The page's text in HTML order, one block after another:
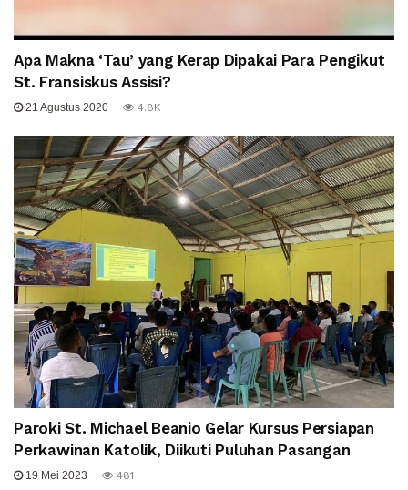
Apa Makna ‘Tau’ yang Kerap Dipakai Para Pengikut
St. Fransiskus Assisi?
21 Agustus 2020 4.8K
Paroki St. Michael Beanio Gelar Kursus Persiapan
Perkawinan Katolik, Diikuti Puluhan Pasangan
19 Mei 2023 481